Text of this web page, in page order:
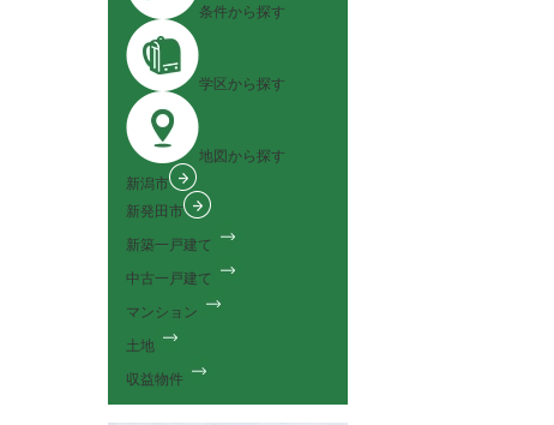
条件から探す
学区から探す
地図から探す
新潟市
新発田市
新築一戸建て
中古一戸建て
マンション
土地
収益物件